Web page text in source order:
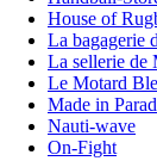
House of
La bagagerie
La sellerie de
Le Motard
Made in
Nauti-wave
On-Fight